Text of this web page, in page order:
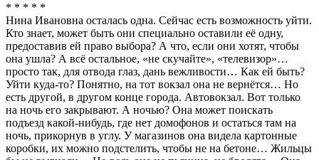
* * * * *
Нина Ивановна осталась одна. Сейчас есть возможность уйти.
Кто знает, может быть они специально оставили её одну,
предоставив ей право выбора? А что, если они хотят, чтобы
она ушла? А всё остальное, «не скучайте», «телевизор»…
просто так, для отвода глаз, дань вежливости… Как ей быть?
Уйти куда-то? Понятно, на тот вокзал она не вернётся… Но
есть другой, в другом конце города. Автовокзал. Вот только
на ночь его закрывают. А ночью? Она может поискать
подъезд какой-нибудь, где нет домофонов и остаться там на
ночь, прикорнув в углу. У магазинов она видела картонные
коробки, их можно подстелить, чтобы не на бетоне… Жильцы